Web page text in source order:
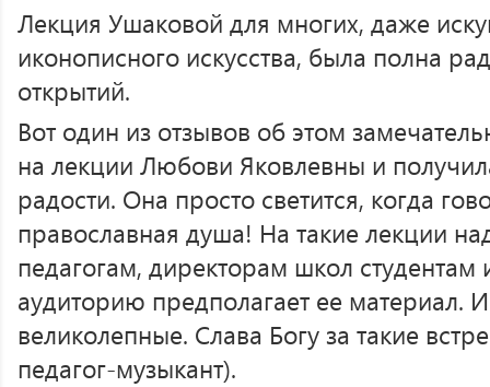
Лекция Ушаковой для многих, даже
иконописного искусства, была полна
открытий.
Вот один из отзывов об этом
на лекции Любови Яковлевны и
радости. Она просто светится, когда
православная душа! На такие лекции
педагогам, директорам школ
аудиторию предполагает ее материал.
великолепные. Слава Богу за такие
педагог-музыкант).